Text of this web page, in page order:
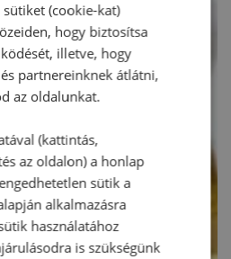
(cookie-kat)
hogy biztosítsa
illetve, hogy
partnereinknek átlátni,
az oldalunkat.
(kattintás,
az oldalon) a honlap
sütik a
alkalmazásra
használatához
is szükségünk